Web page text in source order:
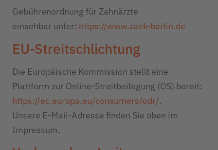
Gebührenordnung für Zahnärzte
einsehbar unter: https://www.zaek-berlin.de
EU-Streitschlichtung
Die Europäische Kommission stellt eine
Plattform zur Online-Streitbeilegung (OS) bereit:
https://ec.europa.eu/consumers/odr/.
Unsere E-Mail-Adresse finden Sie oben im
Impressum.